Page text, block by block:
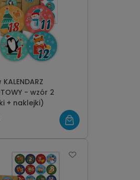
- wzór 2
+ naklejki)